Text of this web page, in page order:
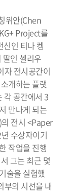
위안(Chen
Project를
신인 티나 켕
인 셸리우
자 전시공간이
개하는 플랫
각 공간에서 3
만나게 되는
전시 <Paper
수상자이기
작업을 진행
그는 최근 몇
술을 실험했
부의 시선을 내